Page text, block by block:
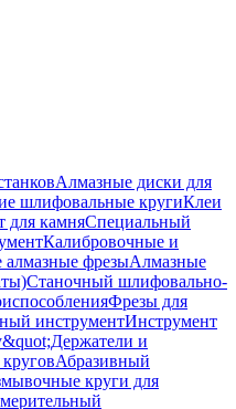
Алмазные диски для
шлифовальные кругиКлеи
для камняСпециальный
Калибровочные и
фрезыАлмазные
Станочный шлифовально-
Фрезы для
инструментИнструмент
Держатели и
Абразивный
круги для